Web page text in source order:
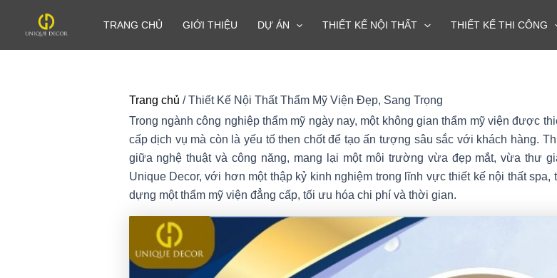
TRANG CHỦ GIỚI THIỆU DỰ ÁN THIẾT KẾ NỘI THẤT THIẾT KẾ THI CÔNG
Trang chủ /Thiết Kế Nội Thất Thẩm Mỹ Viện Đẹp, Sang Trọng
Trong ngành công nghiệp thẩm mỹ ngày nay, một không gian thẩm mỹ viện được
cấp dịch vụ mà còn là yếu tố then chốt để tạo ấn tượng sâu sắc với khách hàng.
giữa nghệ thuật và công năng, mang lại một môi trường vừa đẹp mắt, vừa thư
Unique Decor, với hơn một thập kỷ kinh nghiệm trong lĩnh vực thiết kế nội thất
dựng một thẩm mỹ viện đẳng cấp, tối ưu hóa chi phí và thời gian.